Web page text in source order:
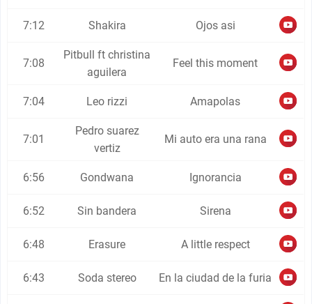
7:12 Shakira Ojos asi
7:08
Pitbull ft christina
aguilera
Feel this moment
7:04 Leo rizzi Amapolas
7:01
Pedro suarez
vertiz
Mi auto era una rana
6:56 Gondwana Ignorancia
6:52 Sin bandera Sirena
6:48 Erasure A little respect
6:43 Soda stereo En la ciudad de la furia